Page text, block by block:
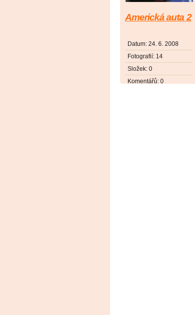
Americká auta 2
Datum: 24. 6. 2008
Fotografií: 14
Složek: 0
Komentářů: 0